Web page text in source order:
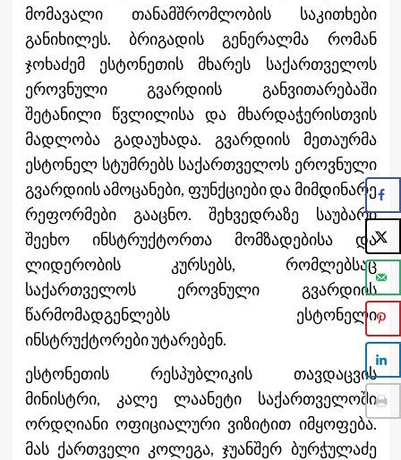
მომავალი თანამშრომლობის საკითხები
განიხილეს. ბრიგადის გენერალმა რომან
ჯოხაძემ ესტონეთის მხარეს საქართველოს
ეროვნული გვარდიის განვითარებაში
შეტანილი წვლილისა და მხარდაჭერისთვის
მადლობა გადაუხადა. გვარდიის მეთაურმა
ესტონელ სტუმრებს საქართველოს ეროვნული
გვარდიის ამოცანები, ფუნქციები და მიმდინარე
რეფორმები გააცნო. შეხვედრაზე საუბარი
შეეხო ინსტრუქტორთა მომზადებისა და
ლიდერობის კურსებს, რომლებსაც
საქართველოს ეროვნული გვარდიის
წარმომადგენლებს ესტონელი
ინსტრუქტორები უტარებენ.
ესტონეთის რესპუბლიკის თავდაცვის
მინისტრი, კალე ლაანეტი საქართველოში
ორდღიანი ოფიციალური ვიზიტით იმყოფება.
მას ქართველი კოლეგა, ჯუანშერ ბურჭულაძე